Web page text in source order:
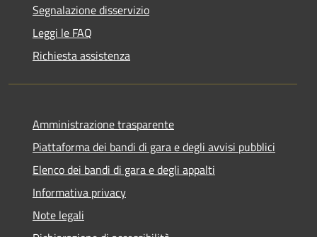
Segnalazione disservizio
Leggi le FAQ
Richiesta assistenza
Amministrazione trasparente
Piattaforma dei bandi di gara e degli avvisi pubblici
Elenco dei bandi di gara e degli appalti
Informativa privacy
Note legali